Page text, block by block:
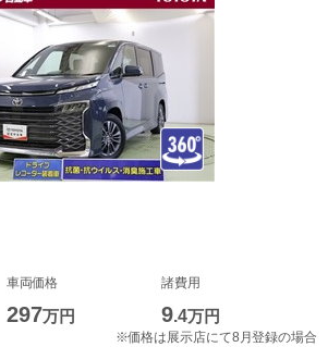
車両価格
297万円
諸費用
9.4万円
※価格は展示店にて8月登録の場合